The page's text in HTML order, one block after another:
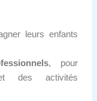
leurs enfants
, pour
des activités